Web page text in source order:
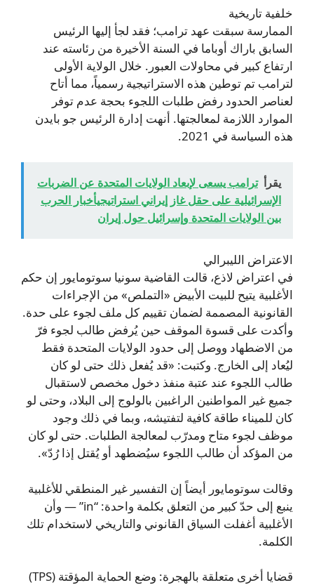
خلفية تاريخية
الممارسة سبقت عهد ترامب؛ فقد لجأ إليها الرئيس
السابق باراك أوباما في السنة الأخيرة من رئاسته عند
ارتفاع كبير في محاولات العبور. خلال الولاية الأولى
لترامب تم توطين هذه الاستراتيجية رسمياً، مما أتاح
لعناصر الحدود رفض طلبات اللجوء بحجة عدم توفر
الموارد اللازمة لمعالجتها. أنهت إدارة الرئيس جو بايدن
هذه السياسة في 2021.
يقرأ ترامب يسعى لإبعاد الولايات المتحدة عن الضربات
الإسرائيلية على حقل غاز إيراني استراتيجيأخبار الحرب
بين الولايات المتحدة وإسرائيل حول إيران
الاعتراض الليبرالي
في اعتراض لاذع، قالت القاضية سونيا سوتومايور إن حكم
الأغلبية يتيح للبيت الأبيض «التملص» من الإجراءات
القانونية المصممة لضمان تقييم كل ملف لجوء على حدة.
وأكدت على قسوة الموقف حين يُرفض طالب لجوء فرّ
من الاضطهاد ووصل إلى حدود الولايات المتحدة فقط
ليُعاد إلى الخارج. وكتبت: «قد يُفعل ذلك حتى لو كان
طالب اللجوء عند عتبة منفذ دخول مخصص لاستقبال
جميع غير المواطنين الراغبين بالولوج إلى البلاد، وحتى لو
كان للميناء طاقة كافية لتفتيشه، وبما في ذلك وجود
موظف لجوء متاح ومدرّب لمعالجة الطلبات. حتى لو كان
من المؤكد أن طالب اللجوء سيُضطهد أو يُقتل إذا رُدّ».
وقالت سوتومايور أيضاً إن التفسير غير المنطقي للأغلبية
ينبع إلى حدّ كبير من التعلق بكلمة واحدة: “in” — وأن
الأغلبية أغفلت السياق القانوني والتاريخي لاستخدام تلك
الكلمة.
قضايا أخرى متعلقة بالهجرة: وضع الحماية المؤقتة (TPS)